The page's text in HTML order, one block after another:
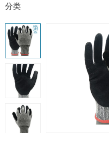
产品分类
分类
热门产品
G13-